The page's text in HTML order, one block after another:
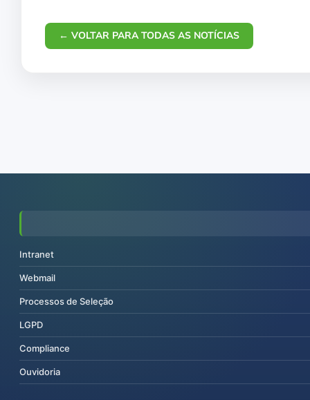
← VOLTAR PARA TODAS AS NOTÍCIAS
Intranet
Webmail
Processos de Seleção
LGPD
Compliance
Ouvidoria